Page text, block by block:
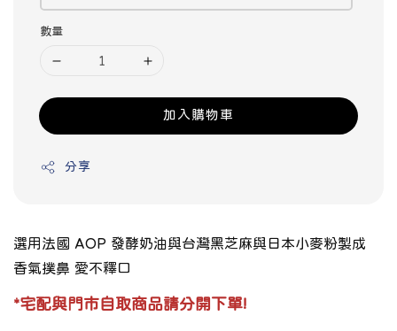
數量
加入購物車
分享
選用法國 AOP 發酵奶油與台灣黑芝麻與日本小麥粉製成
香氣撲鼻 愛不釋口
*宅配與門市自取商品請分開下單!